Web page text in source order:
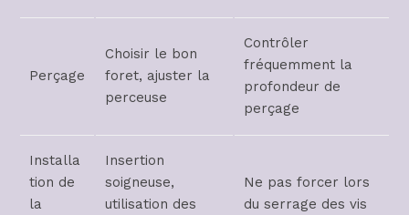
Perçage
Choisir le bon
foret, ajuster la
perceuse
Contrôler
fréquemment la
profondeur de
perçage
Installa
tion de
la
Insertion
soigneuse,
utilisation des
Ne pas forcer lors
du serrage des vis